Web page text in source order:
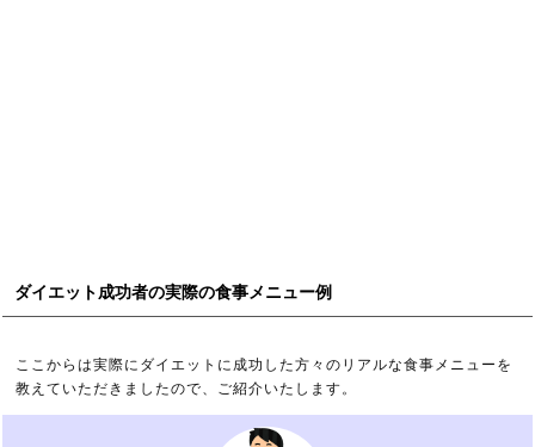
ダイエット成功者の実際の食事メニュー例
ここからは実際にダイエットに成功した方々のリアルな食事メニューを
教えていただきましたので、ご紹介いたします。